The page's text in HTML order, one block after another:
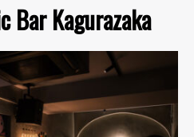
Bar Kagurazaka